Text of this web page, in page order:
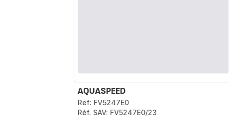
AQUASPEED
Ref: FV5247E0
Réf. SAV: FV5247E0/23